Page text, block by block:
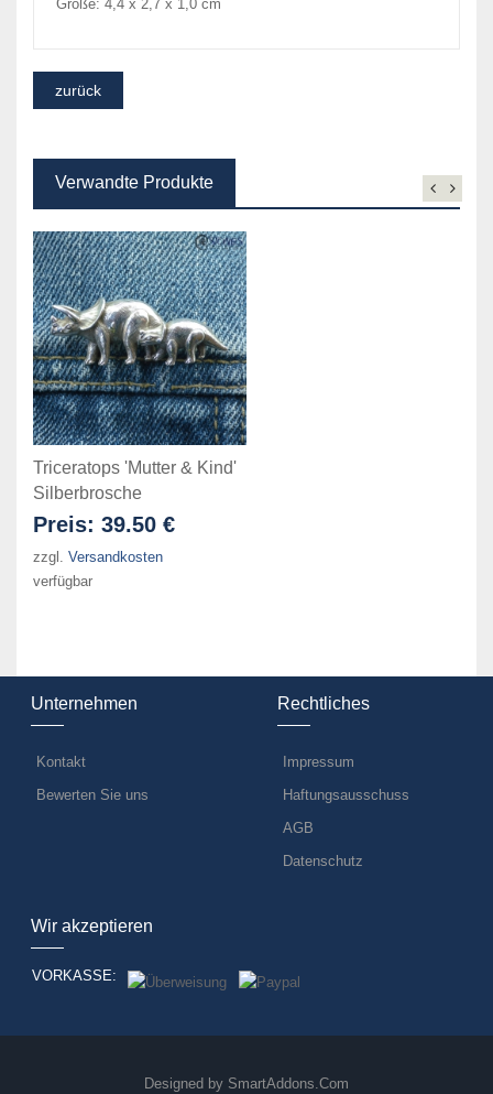
Größe: 4,4 x 2,7 x 1,0 cm
Verwandte Produkte
Triceratops 'Mutter & Kind'
Silberbrosche
Preis: 39.50 €
zzgl. Versandkosten
verfügbar
Unternehmen
Kontakt
Bewerten Sie uns
Rechtliches
Impressum
Haftungsausschuss
AGB
Datenschutz
Wir akzeptieren
VORKASSE:
Designed by SmartAddons.Com